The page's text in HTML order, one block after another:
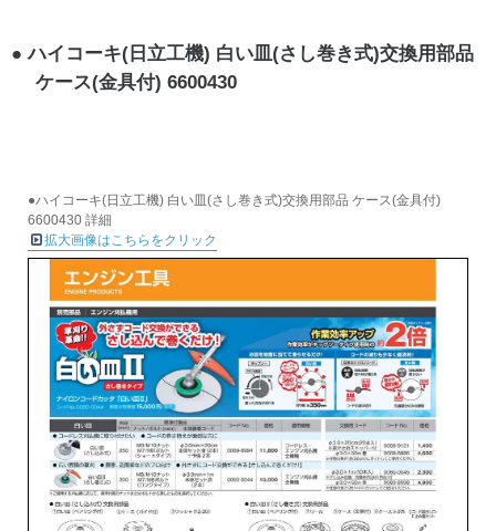
ハイコーキ(日立工機) 白い皿(さし巻き式)交換用部品
ケース(金具付) 6600430
●ハイコーキ(日立工機) 白い皿(さし巻き式)交換用部品 ケース(金具付)
6600430 詳細
拡大画像はこちらをクリック